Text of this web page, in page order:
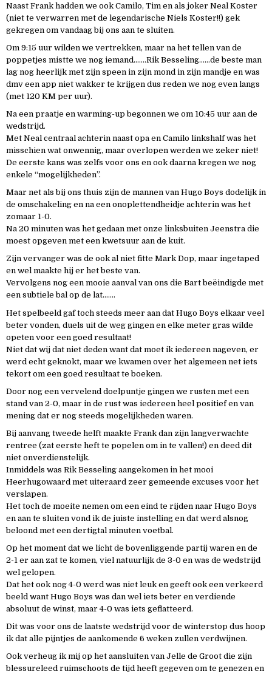
Naast Frank hadden we ook Camilo, Tim en als joker Neal Koster
(niet te verwarren met de legendarische Niels Koster!!) gek
gekregen om vandaag bij ons aan te sluiten.
Om 9:15 uur wilden we vertrekken, maar na het tellen van de
poppetjes mistte we nog iemand…….Rik Besseling……de beste man
lag nog heerlijk met zijn speen in zijn mond in zijn mandje en was
dmv een app niet wakker te krijgen dus reden we nog even langs
(met 120 KM per uur).
Na een praatje en warming-up begonnen we om 10:45 uur aan de
wedstrijd.
Met Neal centraal achterin naast opa en Camilo linkshalf was het
misschien wat onwennig, maar overlopen werden we zeker niet!
De eerste kans was zelfs voor ons en ook daarna kregen we nog
enkele “mogelijkheden”.
Maar net als bij ons thuis zijn de mannen van Hugo Boys dodelijk in
de omschakeling en na een onoplettendheidje achterin was het
zomaar 1-0.
Na 20 minuten was het gedaan met onze linksbuiten Jeenstra die
moest opgeven met een kwetsuur aan de kuit.
Zijn vervanger was de ook al niet fitte Mark Dop, maar ingetaped
en wel maakte hij er het beste van.
Vervolgens nog een mooie aanval van ons die Bart beëindigde met
een subtiele bal op de lat…….
Het spelbeeld gaf toch steeds meer aan dat Hugo Boys elkaar veel
beter vonden, duels uit de weg gingen en elke meter gras wilde
opeten voor een goed resultaat!
Niet dat wij dat niet deden want dat moet ik iedereen nageven, er
werd echt geknokt, maar we kwamen over het algemeen net iets
tekort om een goed resultaat te boeken.
Door nog een vervelend doelpuntje gingen we rusten met een
stand van 2-0, maar in de rust was iedereen heel positief en van
mening dat er nog steeds mogelijkheden waren.
Bij aanvang tweede helft maakte Frank dan zijn langverwachte
rentree (zat eerste heft te popelen om in te vallen!) en deed dit
niet onverdienstelijk.
Inmiddels was Rik Besseling aangekomen in het mooi
Heerhugowaard met uiteraard zeer gemeende excuses voor het
verslapen.
Het toch de moeite nemen om een eind te rijden naar Hugo Boys
en aan te sluiten vond ik de juiste instelling en dat werd alsnog
beloond met een dertigtal minuten voetbal.
Op het moment dat we licht de bovenliggende partij waren en de
2-1 er aan zat te komen, viel natuurlijk de 3-0 en was de wedstrijd
wel gelopen.
Dat het ook nog 4-0 werd was niet leuk en geeft ook een verkeerd
beeld want Hugo Boys was dan wel iets beter en verdiende
absoluut de winst, maar 4-0 was iets geflatteerd.
Dit was voor ons de laatste wedstrijd voor de winterstop dus hoop
ik dat alle pijntjes de aankomende 6 weken zullen verdwijnen.
Ook verheug ik mij op het aansluiten van Jelle de Groot die zijn
blessureleed ruimschoots de tijd heeft gegeven om te genezen en